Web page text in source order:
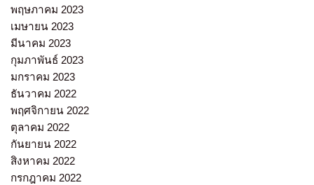
พฤษภาคม 2023
เมษายน 2023
มีนาคม 2023
กุมภาพันธ์ 2023
มกราคม 2023
ธันวาคม 2022
พฤศจิกายน 2022
ตุลาคม 2022
กันยายน 2022
สิงหาคม 2022
กรกฎาคม 2022